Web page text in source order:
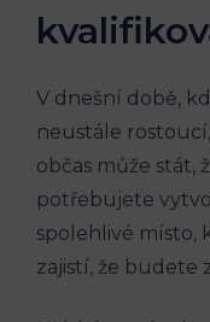
V dnešní době,
neustále
občas může stát,
potřebujete​
spolehlivé místo,
zajistí, že budete